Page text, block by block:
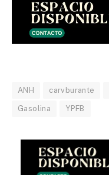
ANH carvburante
Gasolina YPFB